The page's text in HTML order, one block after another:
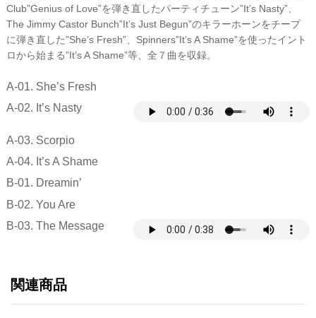
Club”Genius of Love”を弾き直したパーティチューン”It’s Nasty”、
The Jimmy Castor Bunch”It’s Just Begun”のキラーホーンをチープ
に弾き直した”She’s Fresh”、Spinners”It’s A Shame”を使ったイント
ロから始まる”It’s A Shame”等、全７曲を収録。
A-01. She’s Fresh
A-02. It’s Nasty
A-03. Scorpio
A-04. It’s A Shame
B-01. Dreamin’
B-02. You Are
B-03. The Message
関連商品